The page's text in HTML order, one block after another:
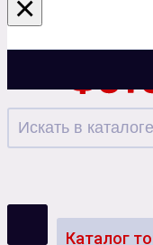
Казань
Каталог
×